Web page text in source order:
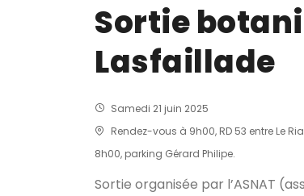
Sortie
Lasfaillade
Samedi 21 juin 2025
Rendez-vous à 9h00, RD 53 entre Le
8h00, parking Gérard Philipe.
Sortie organisée par l’ASNAT